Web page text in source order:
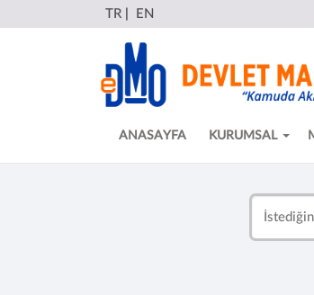
TR EN
ANASAYFA KURUMSAL